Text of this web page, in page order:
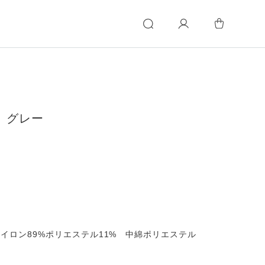
グレー
ロン89%ポリエステル11% 中綿ポリエステル